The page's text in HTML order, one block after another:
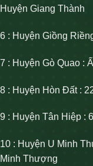
Huyện Giang Thành
6 : Huyện Giồng
7 : Huyện Gò Quao :
8 : Huyện Hòn Đất :
9 : Huyện Tân Hiệp :
10 : Huyện U Minh
Minh Thượng